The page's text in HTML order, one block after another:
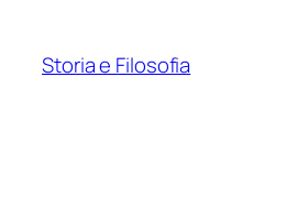
contenuto
Storia e Filosofia